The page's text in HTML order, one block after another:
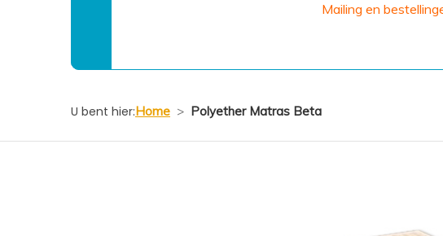
Mailing en
U bent hier:Home > Polyether Matras Beta